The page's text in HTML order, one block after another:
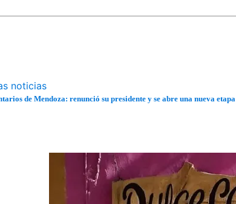
noticias
de Mendoza: renunció su presidente y se abre una nueva etapa